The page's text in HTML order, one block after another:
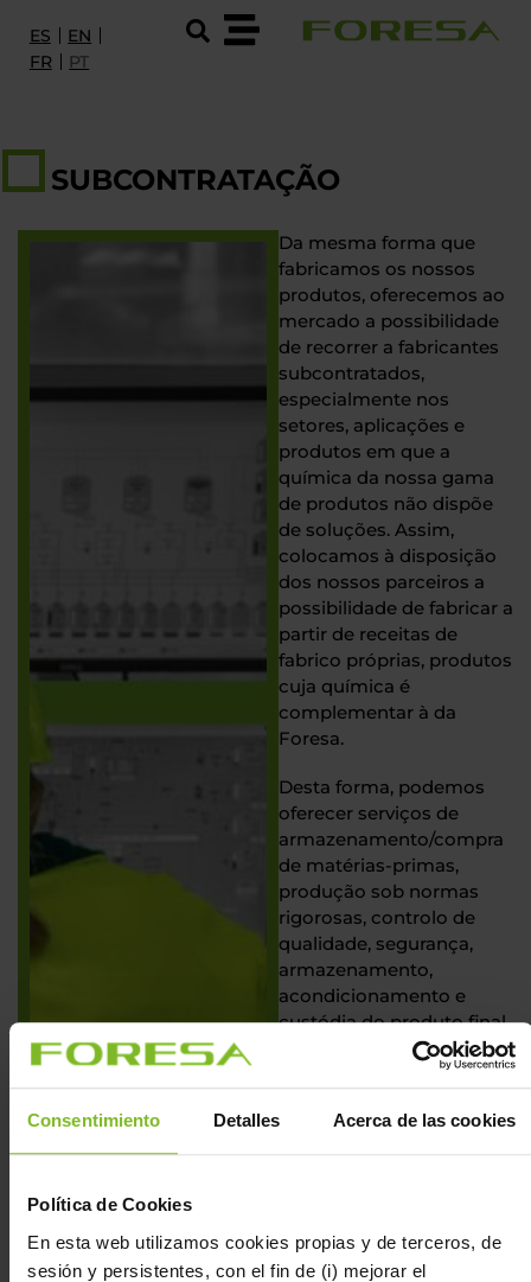
Consentimiento Detalles Acerca de las cookies
Política de Cookies
En esta web utilizamos cookies propias y de terceros, de
sesión y persistentes, con el fin de (i) mejorar el
ES
EN
FR
PT
SUSTENTABILIDADE E CERTIFICAÇÕES
SUBCONTRATAÇÃO
Da mesma forma que
fabricamos os nossos
produtos, oferecemos ao
mercado a possibilidade
de recorrer a fabricantes
subcontratados,
especialmente nos
setores, aplicações e
produtos em que a
química da nossa gama
de produtos não dispõe
de soluções. Assim,
colocamos à disposição
dos nossos parceiros a
possibilidade de fabricar a
partir de receitas de
fabrico próprias, produtos
cuja química é
complementar à da
Foresa.
Desta forma, podemos
oferecer serviços de
armazenamento/compra
de matérias-primas,
produção sob normas
rigorosas, controlo de
qualidade, segurança,
armazenamento,
acondicionamento e
custódia do produto final,
bem como a entrega final
no destino de produtos